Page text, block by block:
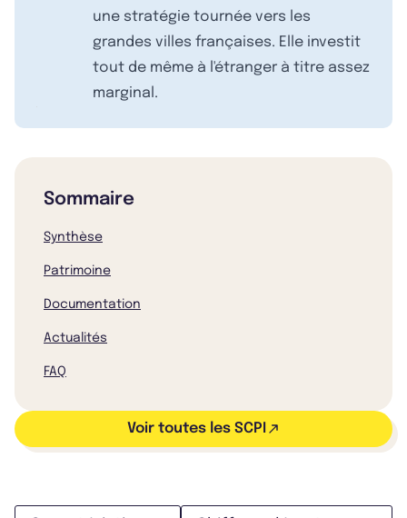
une stratégie tournée vers les
grandes villes françaises. Elle investit
tout de même à l'étranger à titre assez
marginal.
Sommaire
Synthèse
Patrimoine
Documentation
Actualités
FAQ
Voir toutes les SCPI